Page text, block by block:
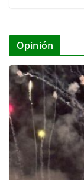
Opinión